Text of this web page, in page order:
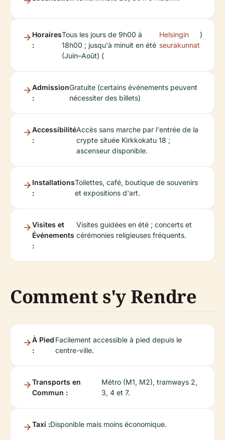
Horaires
:
Tous les jours de 9h00 à
18h00 ; jusqu'à minuit en été
(Juin–Août) (
Helsingin
seurakunnat
)
Admission
:
Gratuite (certains événements peuvent
nécessiter des billets)
Accessibilité
:
Accès sans marche par l'entrée de la
crypte située Kirkkokatu 18 ;
ascenseur disponible.
Installations
:
Toilettes, café, boutique de souvenirs
et expositions d'art.
Visites et
Événements
:
Visites guidées en été ; concerts et
cérémonies religieuses fréquents.
Comment s'y Rendre
À Pied
:
Facilement accessible à pied depuis le
centre-ville.
Transports en
Commun :
Métro (M1, M2), tramways 2,
3, 4 et 7.
Taxi :Disponible mais moins économique.